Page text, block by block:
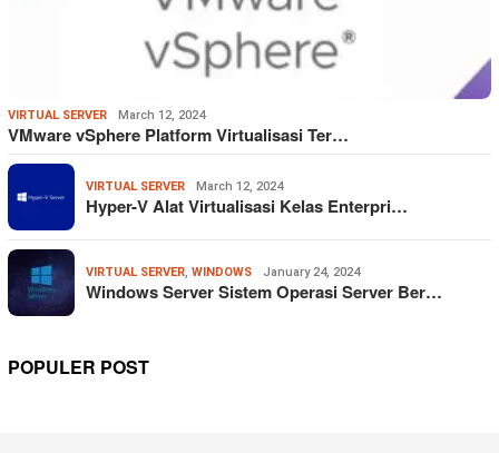
VIRTUAL SERVER March 12, 2024
VMware vSphere Platform Virtualisasi Ter…
VIRTUAL SERVER March 12, 2024
Hyper-V Alat Virtualisasi Kelas Enterpri…
VIRTUAL SERVER WINDOWS January 24, 2024
Windows Server Sistem Operasi Server Ber…
POPULER POST